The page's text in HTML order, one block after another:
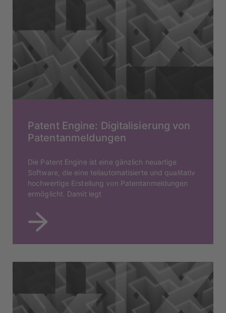
Patent Engine: Digitalisierung von
Patentanmeldungen
Die Patent Engine ist eine gänzlich neuartige
Software, die eine teilautomatisierte und qualitativ
hochwertige Erstellung von Patentanmeldungen
ermöglicht. Damit legt